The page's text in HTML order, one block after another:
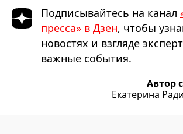
Подписывайтесь на канал
пресса» в Дзен, чтобы
новостях и взгляде
важные события.
Автор
Екатерина